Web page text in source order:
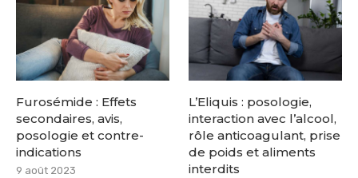
Furosémide : Effets
secondaires, avis,
posologie et contre-
indications
9 août 2023
L’Eliquis : posologie,
interaction avec l’alcool,
rôle anticoagulant, prise
de poids et aliments
interdits